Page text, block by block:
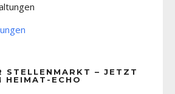
STELLENMARKT – JETZT
HEIMAT-ECHO